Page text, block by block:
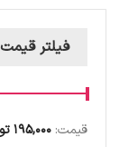
فیلتر قیمت
قیمت: 195,000 تومان